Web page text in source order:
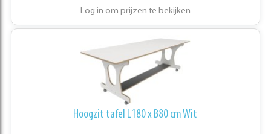
Log in om prijzen te bekijken
Hoogzit tafel L180 x B80 cm Wit